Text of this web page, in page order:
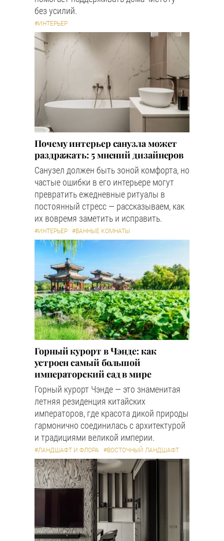
без усилий.
#ИНТЕРЬЕР
Почему интерьер санузла может
раздражать: 5 мнений дизайнеров
Санузел должен быть зоной комфорта, но
частые ошибки в его интерьере могут
превратить ежедневные ритуалы в
постоянный стресс — рассказываем, как
их вовремя заметить и исправить.
#ИНТЕРЬЕР #ВАННЫЕ КОМНАТЫ
Горный курорт в Чэнде: как
устроен самый большой
императорский сад в мире
Горный курорт Чэнде — это знаменитая
летняя резиденция китайских
императоров, где красота дикой природы
гармонично соединилась с архитектурой
и традициями великой империи.
#ЛАНДШАФТ И ФЛОРА #ВОСТОЧНЫЙ ЛАНДШАФТ